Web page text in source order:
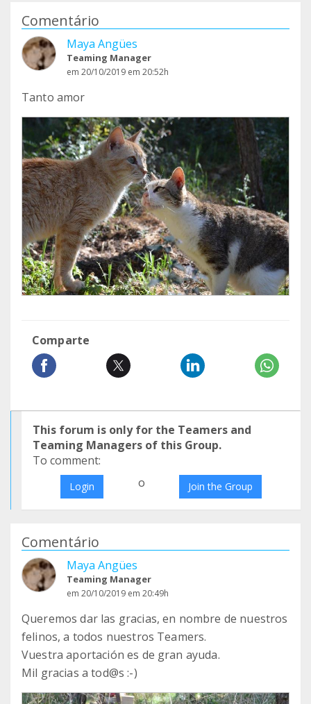
Comentário
Maya Angües
Teaming Manager
em 20/10/2019 em 20:52h
Tanto amor
Comparte
This forum is only for the Teamers and
Teaming Managers of this Group.
To comment:
Login o Join the Group
Comentário
Maya Angües
Teaming Manager
em 20/10/2019 em 20:49h
Queremos dar las gracias, en nombre de nuestros
felinos, a todos nuestros Teamers.
Vuestra aportación es de gran ayuda.
Mil gracias a tod@s :-)